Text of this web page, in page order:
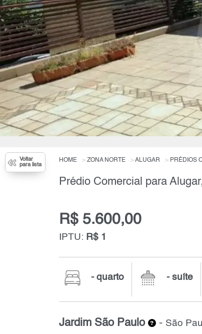
Voltar
para lista
HOME ZONA NORTE ALUGAR PRÉDIOS
Prédio Comercial para
R$ 5.600,00
IPTU: R$ 1
- quarto - suíte
Jardim São Paulo - São